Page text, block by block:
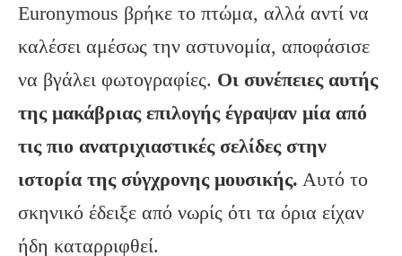
Euronymous βρήκε το πτώμα, αλλά αντί να
καλέσει αμέσως την αστυνομία, αποφάσισε
να βγάλει φωτογραφίες. Οι συνέπειες αυτής
της μακάβριας επιλογής έγραψαν μία από
τις πιο ανατριχιαστικές σελίδες στην
ιστορία της σύγχρονης μουσικής. Αυτό το
σκηνικό έδειξε από νωρίς ότι τα όρια είχαν
ήδη καταρριφθεί.